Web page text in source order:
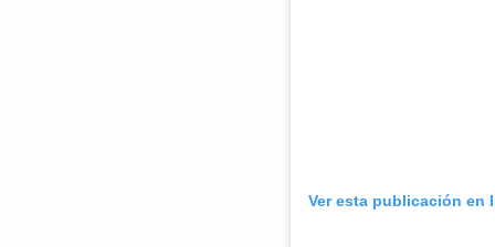
Ver esta publicación en